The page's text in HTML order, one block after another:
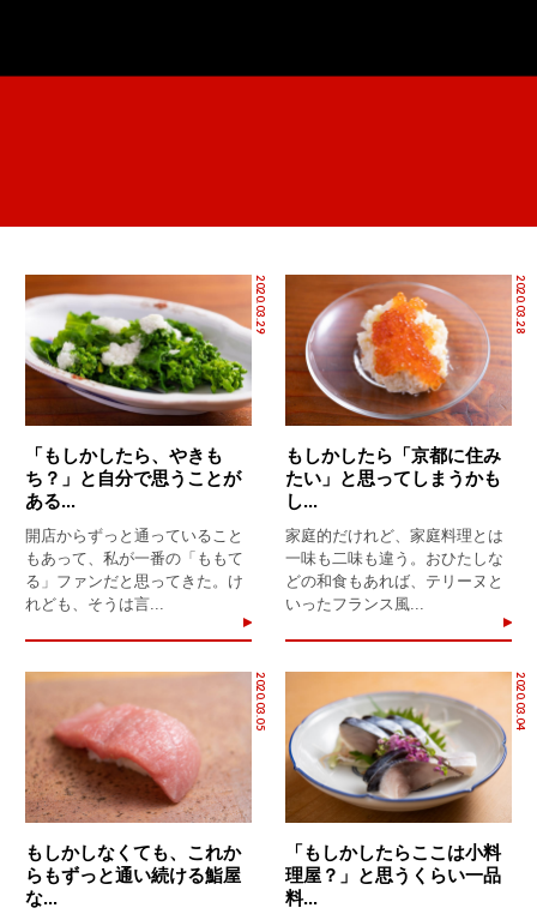
2020.03.29
「もしかしたら、やきも
ち？」と自分で思うことが
ある...
開店からずっと通っていること
もあって、私が一番の「ももて
る」ファンだと思ってきた。け
れども、そうは言...
2020.03.28
もしかしたら「京都に住み
たい」と思ってしまうかも
し...
家庭的だけれど、家庭料理とは
一味も二味も違う。おひたしな
どの和食もあれば、テリーヌと
いったフランス風...
2020.03.05
もしかしなくても、これか
らもずっと通い続ける鮨屋
な...
2020.03.04
「もしかしたらここは小料
理屋？」と思うくらい一品
料...